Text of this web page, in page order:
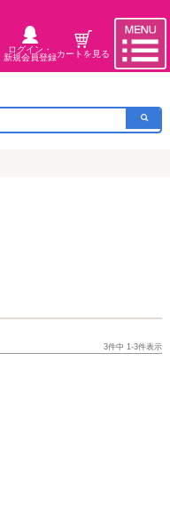
ログイン・
新規会員登録カートを見る
3件中 1-3件表示